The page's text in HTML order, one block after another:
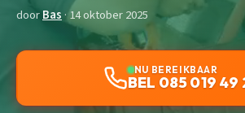
doorBas· 14 oktober 2025
NU BEREIKBAAR
BEL 085 019 49